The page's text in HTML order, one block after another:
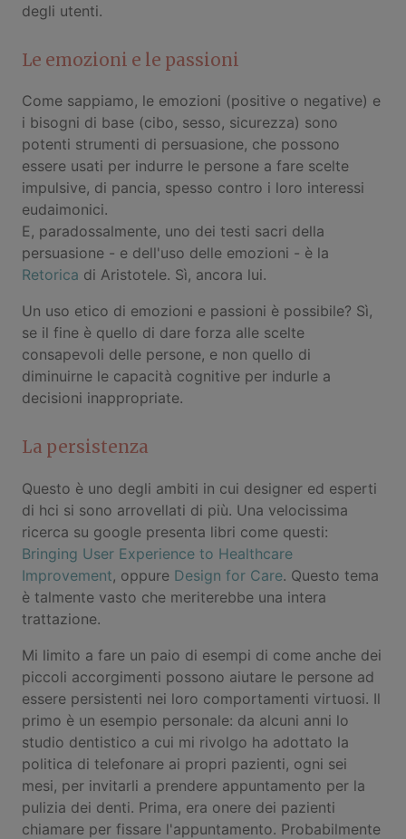
degli utenti.
Le emozioni e le passioni
Come sappiamo, le emozioni (positive o negative) e
i bisogni di base (cibo, sesso, sicurezza) sono
potenti strumenti di persuasione, che possono
essere usati per indurre le persone a fare scelte
impulsive, di pancia, spesso contro i loro interessi
eudaimonici.
E, paradossalmente, uno dei testi sacri della
persuasione - e dell'uso delle emozioni - è la
Retorica di Aristotele. Sì, ancora lui.
Un uso etico di emozioni e passioni è possibile? Sì,
se il fine è quello di dare forza alle scelte
consapevoli delle persone, e non quello di
diminuirne le capacità cognitive per indurle a
decisioni inappropriate.
La persistenza
Questo è uno degli ambiti in cui designer ed esperti
di hci si sono arrovellati di più. Una velocissima
ricerca su google presenta libri come questi:
Bringing User Experience to Healthcare
Improvement, oppure Design for Care. Questo tema
è talmente vasto che meriterebbe una intera
trattazione.
Mi limito a fare un paio di esempi di come anche dei
piccoli accorgimenti possono aiutare le persone ad
essere persistenti nei loro comportamenti virtuosi. Il
primo è un esempio personale: da alcuni anni lo
studio dentistico a cui mi rivolgo ha adottato la
politica di telefonare ai propri pazienti, ogni sei
mesi, per invitarli a prendere appuntamento per la
pulizia dei denti. Prima, era onere dei pazienti
chiamare per fissare l'appuntamento. Probabilmente